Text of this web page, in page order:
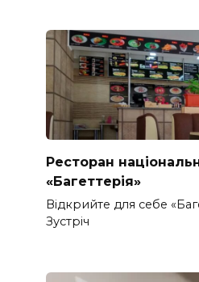
Ресторан
«Багеттерія»
Відкрийте для себе
Зустріч